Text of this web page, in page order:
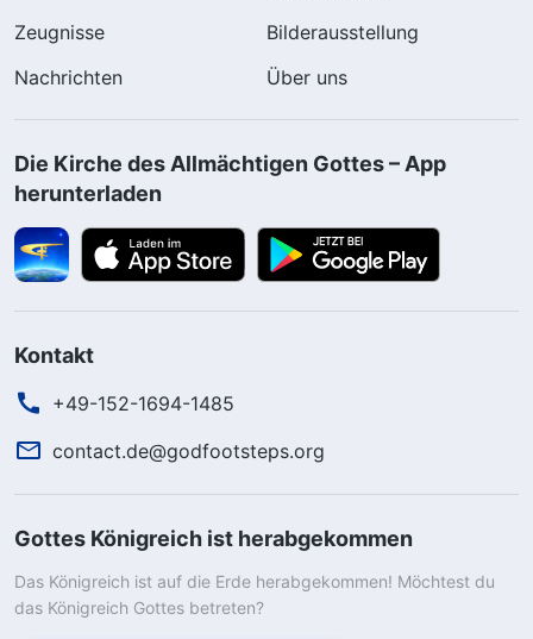
Zeugnisse
Bilderausstellung
Nachrichten
Über uns
Die Kirche des Allmächtigen Gottes – App
herunterladen
Kontakt
+49-152-1694-1485
contact.de@godfootsteps.org
Gottes Königreich ist herabgekommen
Das Königreich ist auf die Erde herabgekommen! Möchtest du
das Königreich Gottes betreten?